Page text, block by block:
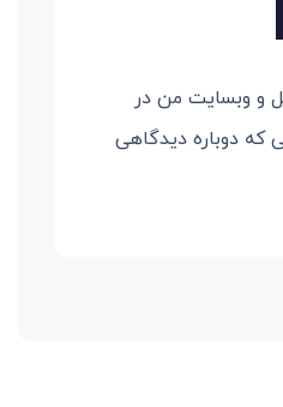
و وبسایت من در
که دوباره دیدگاهی